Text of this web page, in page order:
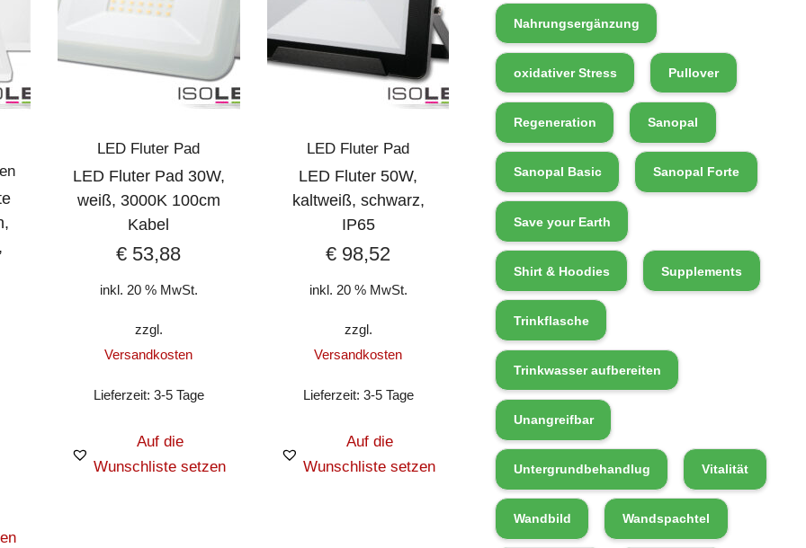
LED Fluter Pad
LED Fluter Pad 30W,
weiß, 3000K 100cm
Kabel
€ 53,88
inkl. 20 % MwSt.
zzgl.
Versandkosten
Lieferzeit: 3-5 Tage
Auf die
Wunschliste setzen
LED Fluter Pad
LED Fluter 50W,
kaltweiß, schwarz,
IP65
€ 98,52
inkl. 20 % MwSt.
zzgl.
Versandkosten
Lieferzeit: 3-5 Tage
Auf die
Wunschliste setzen
Nahrungsergänzung
oxidativer Stress Pullover
Regeneration Sanopal
Sanopal Basic Sanopal Forte
Save your Earth
Shirt & Hoodies Supplements
Trinkflasche
Trinkwasser aufbereiten
Unangreifbar
Untergrundbehandlug Vitalität
Wandbild Wandspachtel